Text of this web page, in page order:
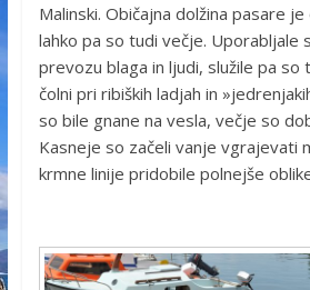
Malinski. Običajna dolžina pasare
lahko pa so tudi večje. Uporabljale
prevozu blaga in ljudi, služile pa so
čolni pri ribiških ladjah in
so bile gnane na vesla, večje so
Kasneje so začeli vanje vgrajevati
krmne linije pridobile polnejše